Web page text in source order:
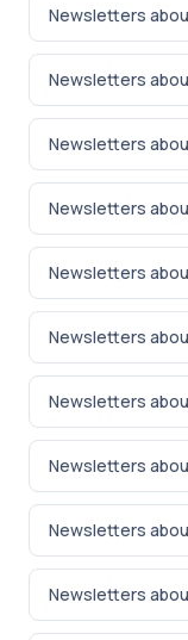
Newsletters
Newsletters
Newsletters
Newsletters
Newsletters
Newsletters
Newsletters
Newsletters
Newsletters
Newsletters